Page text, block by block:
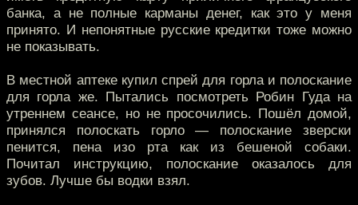
банка, а не полные карманы денег, как это у меня
принято. И непонятные русские кредитки тоже можно
не показывать.
В местной аптеке купил спрей для горла и полоскание
для горла же. Пытались посмотреть Робин Гуда на
утреннем сеансе, но не просочились. Пошёл домой,
принялся полоскать горло — полоскание зверски
пенится, пена изо рта как из бешеной собаки.
Почитал инструкцию, полоскание оказалось для
зубов. Лучше бы водки взял.